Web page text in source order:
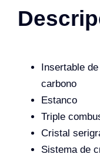
Insertable
carbono
Estanco
Triple
Cristal
Sistema de